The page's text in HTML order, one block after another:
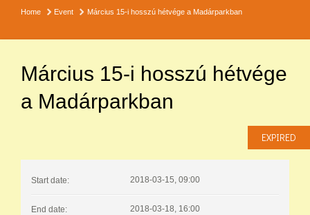
Home Event Március 15-i hosszú hétvége a Madárparkban
Március 15-i hosszú hétvége
a Madárparkban
EXPIRED
Start date: 2018-03-15, 09:00
End date: 2018-03-18, 16:00